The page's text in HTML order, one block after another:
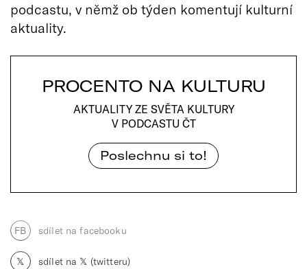
podcastu, v němž ob týden komentují kulturní
aktuality.
PROCENTO NA KULTURU
AKTUALITY ZE SVĚTA KULTURY
V PODCASTU ČT
Poslechnu si to!
FB sdílet na facebooku
𝕏 sdílet na 𝕏 (twitteru)